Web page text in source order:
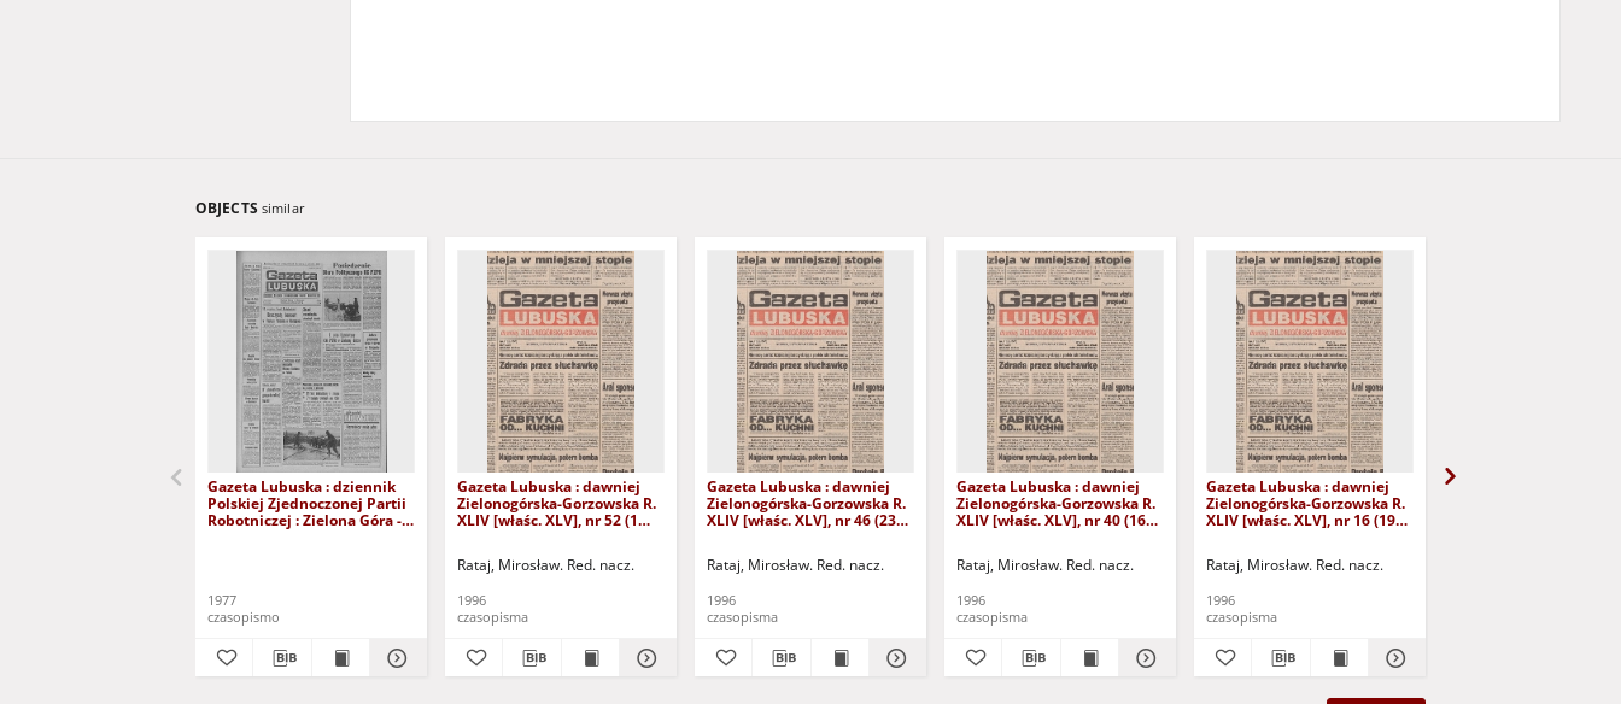
OBJECTS similar
Gazeta Lubuska : dziennik
Polskiej Zjednoczonej Partii
Robotniczej : Zielona Góra -
1977
czasopismo
Gazeta Lubuska : dawniej
Zielonogórska-Gorzowska R.
XLIV [właśc. XLV], nr 52 (1
Rataj, Mirosław. Red. nacz.
1996
czasopisma
Gazeta Lubuska : dawniej
Zielonogórska-Gorzowska R.
XLIV [właśc. XLV], nr 46 (23
Rataj, Mirosław. Red. nacz.
1996
czasopisma
Gazeta Lubuska : dawniej
Zielonogórska-Gorzowska R.
XLIV [właśc. XLV], nr 40 (16
Rataj, Mirosław. Red. nacz.
1996
czasopisma
Gazeta Lubuska : dawniej
Zielonogórska-Gorzowska R.
XLIV [właśc. XLV], nr 16 (19
Rataj, Mirosław. Red. nacz.
1996
czasopisma